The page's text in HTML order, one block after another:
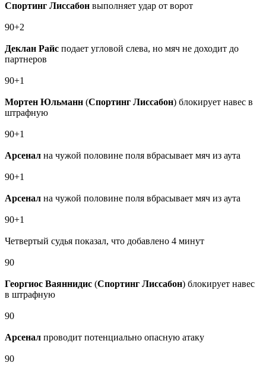
Спортинг Лиссабон выполняет удар от ворот
90+2
Деклан Райс подает угловой слева, но мяч не доходит до
партнеров
90+1
Мортен Юльманн (Спортинг Лиссабон) блокирует навес в
штрафную
90+1
Арсенал на чужой половине поля вбрасывает мяч из аута
90+1
Арсенал на чужой половине поля вбрасывает мяч из аута
90+1
Четвертый судья показал, что добавлено 4 минут
90
Георгиос Ваяннидис (Спортинг Лиссабон) блокирует навес
в штрафную
90
Арсенал проводит потенциально опасную атаку
90